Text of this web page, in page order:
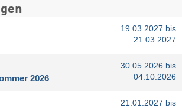
19.03.2027 bis
21.03.2027
2026
30.05.2026 bis
04.10.2026
21.01.2027 bis